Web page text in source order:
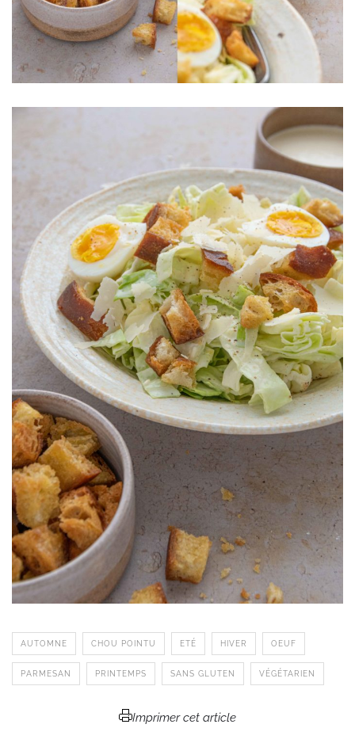
AUTOMNE CHOU POINTU ETÉ HIVER OEUF
PARMESAN PRINTEMPS SANS GLUTEN VÉGÉTARIEN
Imprimer cet article